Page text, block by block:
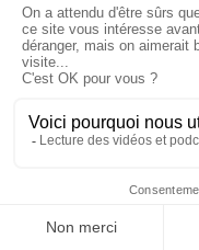
D’autres procédés
sièges durcis, un
des airbags. Certains
dansA Complete Zero/